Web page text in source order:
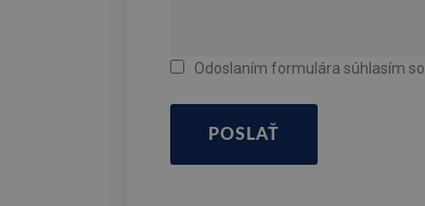
Odoslaním formulára súhlasím so
POSLAŤ